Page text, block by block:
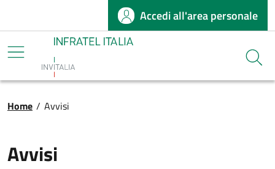
Salta al contenuto principaleAccedi all'area personale
Infratel
Briciole di pane
Home / Avvisi
Avvisi